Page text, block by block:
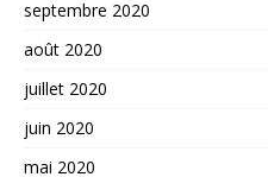
septembre 2020
août 2020
juillet 2020
juin 2020
mai 2020